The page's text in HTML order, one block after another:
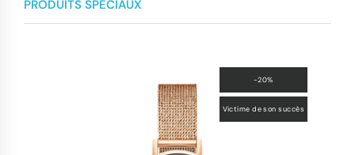
PRODUITS SPECIAUX
-20%
Victime de son succès